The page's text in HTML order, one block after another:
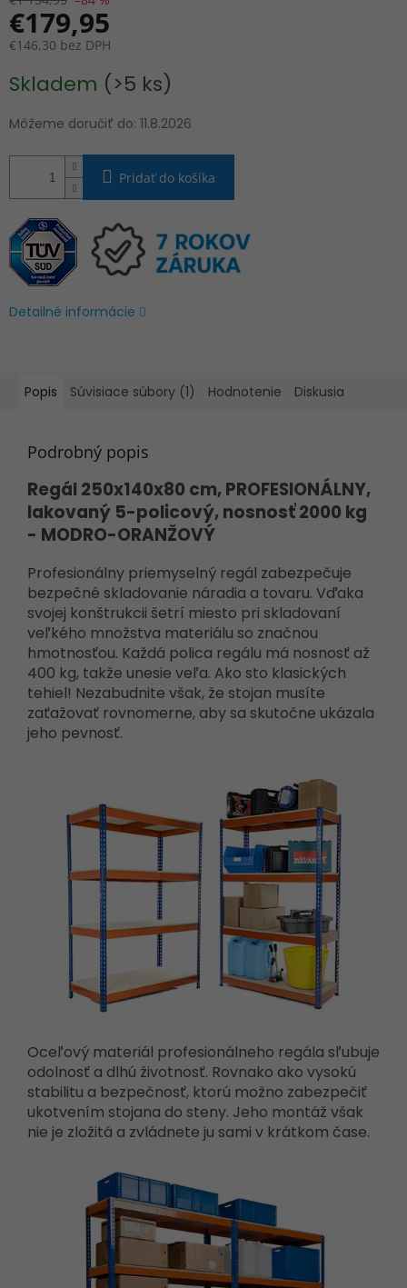
€179,95
€146,30 bez DPH
cena:
Skladem (>5 ks)
Môžeme doručiť do: 11.8.2026
Pridať do košíka
Detailné informácie
Popis Súvisiace súbory (1) Hodnotenie Diskusia
Podrobný popis
Regál 250x140x80 cm, PROFESIONÁLNY,
lakovaný 5-policový, nosnosť 2000 kg
- MODRO-ORANŽOVÝ
Profesionálny priemyselný regál zabezpečuje
bezpečné skladovanie náradia a tovaru. Vďaka
svojej konštrukcii šetrí miesto pri skladovaní
veľkého množstva materiálu so značnou
hmotnosťou. Každá polica regálu má nosnosť až
400 kg, takže unesie veľa. Ako sto klasických
tehiel! Nezabudnite však, že stojan musíte
zaťažovať rovnomerne, aby sa skutočne ukázala
jeho pevnosť.
Oceľový materiál profesionálneho regála sľubuje
odolnosť a dlhú životnosť. Rovnako ako vysokú
stabilitu a bezpečnosť, ktorú možno zabezpečiť
ukotvením stojana do steny. Jeho montáž však
nie je zložitá a zvládnete ju sami v krátkom čase.